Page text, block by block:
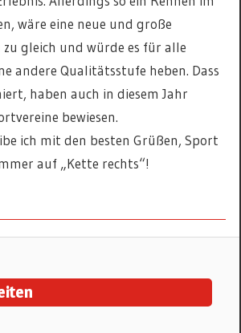
wäre eine neue und große
gleich und würde es für alle
andere Qualitätsstufe heben. Dass
haben auch in diesem Jahr
bewiesen.
ich mit den besten Grüßen, Sport
auf „Kette rechts“!